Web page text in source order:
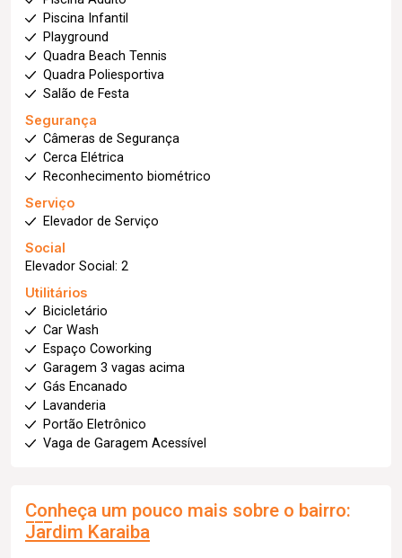
Piscina Infantil
Playground
Quadra Beach Tennis
Quadra Poliesportiva
Salão de Festa
Segurança
Câmeras de Segurança
Cerca Elétrica
Reconhecimento biométrico
Serviço
Elevador de Serviço
Social
Elevador Social: 2
Utilitários
Bicicletário
Car Wash
Espaço Coworking
Garagem 3 vagas acima
Gás Encanado
Lavanderia
Portão Eletrônico
Vaga de Garagem Acessível
Conheça um pouco mais sobre o bairro:
Jardim Karaiba